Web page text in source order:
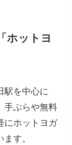
ホットヨ
駅を中心に
手ぶらや無料
にホットヨガ
す。